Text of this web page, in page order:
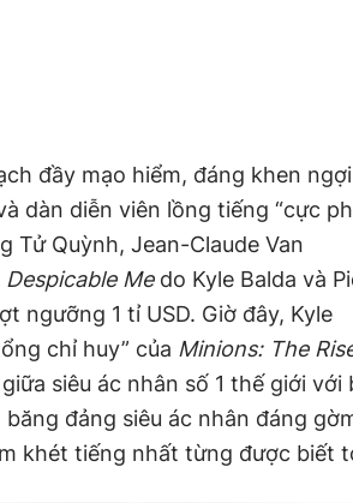
đầy mạo hiểm, đáng khen
dàn diễn viên lồng tiếng “cực
Tử Quỳnh, Jean-Claude Van
Despicable Medo Kyle Balda và
ngưỡng 1 tỉ USD. Giờ đây, Kyle
chỉ huy” của Minions: The
siêu ác nhân số 1 thế giới với
đảng siêu ác nhân đáng
khét tiếng nhất từng được biết